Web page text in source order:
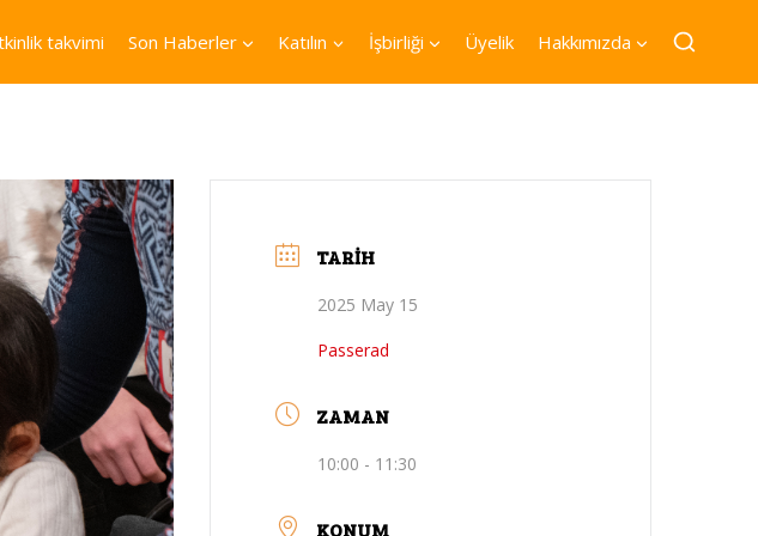
takvimi Son Haberler Katılın İşbirliği Üyelik Hakkımızda
TARIH
2025 May 15
Passerad
ZAMAN
10:00 - 11:30
KONUM